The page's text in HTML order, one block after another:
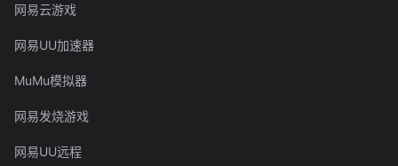
网易云游戏
网易UU加速器
MuMu模拟器
网易发烧游戏
网易UU远程